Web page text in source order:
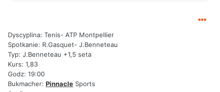
Dyscyplina: Tenis- ATP Montpellier
Spotkanie: R.Gasquet- J.Benneteau
Typ: J.Benneteau +1,5 seta
Kurs: 1,83
Godz: 19:00
Bukmacher: Pinnacle Sports